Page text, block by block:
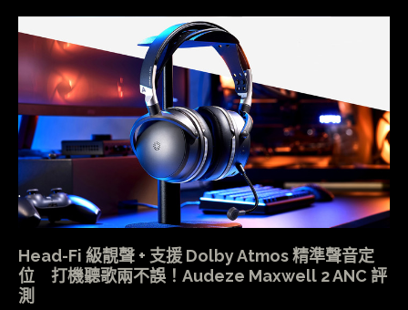
Head-Fi 級靚聲 + 支援 Dolby Atmos 精準聲音定
位 打機聽歌兩不誤！Audeze Maxwell 2 ANC 評
測